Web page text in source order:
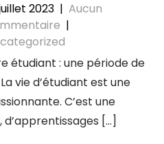
2023 | Aucun
|
étudiant : une période de
vie d’étudiant est une
C’est une
[…]